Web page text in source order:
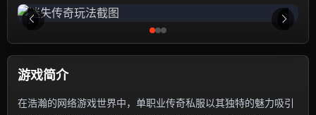
游戏简介
在浩瀚的网络游戏世界中，单职业传奇私服以其独特的魅力吸引